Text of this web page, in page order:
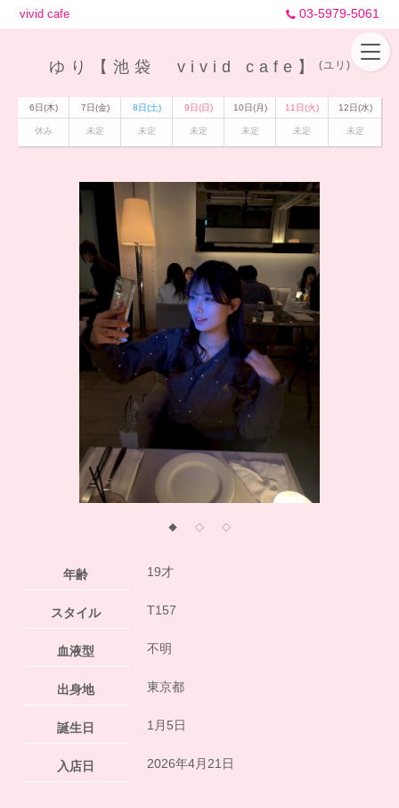
vivid cafe 03-5979-5061
ゆり【池袋 vivid cafe】 (ユリ)
6日(木) 7日(金) 8日(土) 9日(日) 10日(月) 11日(火) 12日(水)
休み 未定 未定 未定 未定 未定 未定
◆ ◇ ◇
年齢 19才
スタイル T157
血液型 不明
出身地 東京都
誕生日 1月5日
入店日 2026年4月21日